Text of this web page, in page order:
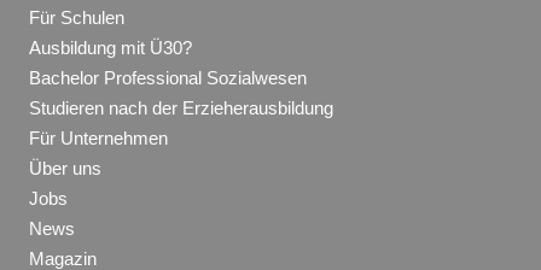
Für Schulen
Ausbildung mit Ü30?
Bachelor Professional Sozialwesen
Studieren nach der Erzieherausbildung
Für Unternehmen
Über uns
Jobs
News
Magazin